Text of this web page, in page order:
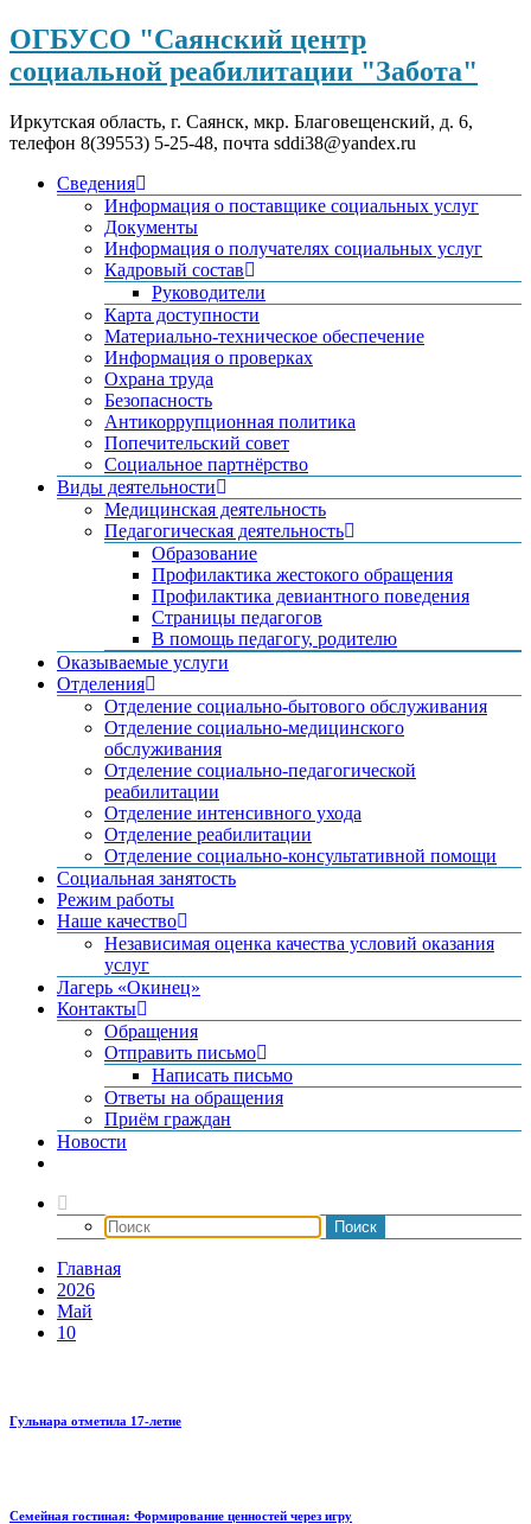
ОГБУСО "Саянский центр
социальной реабилитации "Забота"
Иркутская область, г. Саянск, мкр. Благовещенский, д. 6,
телефон 8(39553) 5-25-48, почта sddi38@yandex.ru
Сведения
Информация о поставщике социальных услуг
Документы
Информация о получателях социальных услуг
Кадровый состав
Руководители
Карта доступности
Материально-техническое обеспечение
Информация о проверках
Охрана труда
Безопасность
Антикоррупционная политика
Попечительский совет
Социальное партнёрство
Виды деятельности
Медицинская деятельность
Педагогическая деятельность
Образование
Профилактика жестокого обращения
Профилактика девиантного поведения
Страницы педагогов
В помощь педагогу, родителю
Оказываемые услуги
Отделения
Отделение социально-бытового обслуживания
Отделение социально-медицинского
обслуживания
Отделение социально-педагогической
реабилитации
Отделение интенсивного ухода
Отделение реабилитации
Отделение социально-консультативной помощи
Социальная занятость
Режим работы
Наше качество
Независимая оценка качества условий оказания
услуг
Лагерь «Окинец»
Контакты
Обращения
Отправить письмо
Написать письмо
Ответы на обращения
Приём граждан
Новости
Главная
2026
Май
10
Гульнара отметила 17‑летие
Семейная гостиная: Формирование ценностей через игру